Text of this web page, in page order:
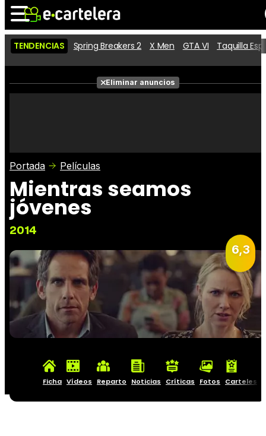
Noticias Cartelera
Películas
Críticas
TENDENCIAS Spring Breakers 2 X Men GTA VI Taquilla
Eliminar anuncios
Portada Películas
Mientras seamos
jóvenes
2014
6,3
Ficha Vídeos Reparto Noticias Críticas Fotos Carteles